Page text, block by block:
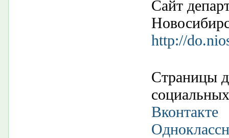
Сайт
http://
Страницы
Вконтакте